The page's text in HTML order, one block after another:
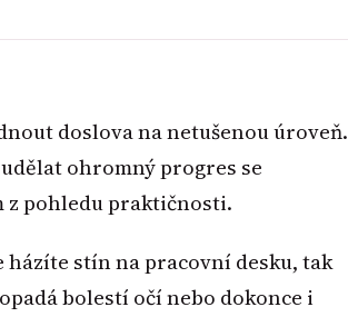
doslova na netušenou úroveň.
ohromný progres se
z pohledu praktičnosti.
stín na pracovní desku, tak
bolestí očí nebo dokonce i